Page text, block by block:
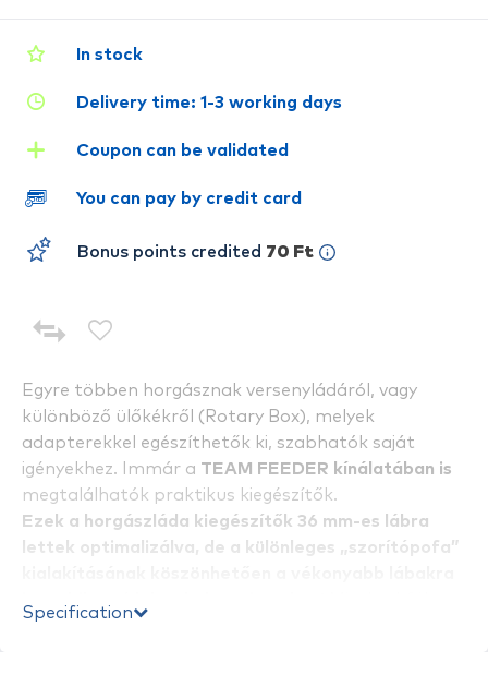
Egyre többen horgásznak versenyládáról, vagy
különböző ülőkékről (Rotary Box), melyek
adapterekkel egészíthetők ki, szabhatók saját
igényekhez. Immár a TEAM FEEDER kínálatában is
megtalálhatók praktikus kiegészítők.
Ezek a horgászláda kiegészítők 36 mm-es lábra
lettek optimalizálva, de a különleges „szorítópofa”
remek kiegészítő található meg a kínálatban,
Specification
In stock
Delivery time: 1-3 working days
Coupon can be validated
You can pay by credit card
Bonus points credited 70 Ft